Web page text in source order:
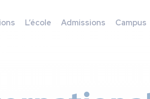
L’école Admissions Campus